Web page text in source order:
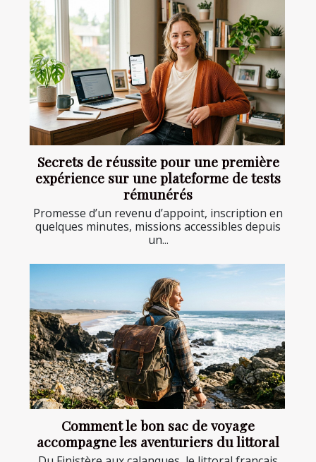
Secrets de réussite pour une première
expérience sur une plateforme de tests
rémunérés
Promesse d’un revenu d’appoint, inscription en
quelques minutes, missions accessibles depuis
un...
Comment le bon sac de voyage
accompagne les aventuriers du littoral